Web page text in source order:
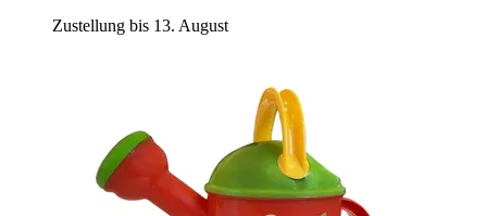
Zustellung bis 13. August